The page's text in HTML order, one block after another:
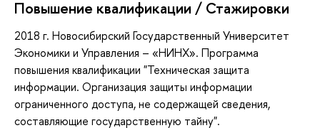
Повышение квалификации / Стажировки
2018 г. Новосибирский Государственный Университет
Экономики и Управления – «НИНХ». Программа
повышения квалификации "Техническая защита
информации. Организация защиты информации
ограниченного доступа, не содержащей сведения,
составляющие государственную тайну".